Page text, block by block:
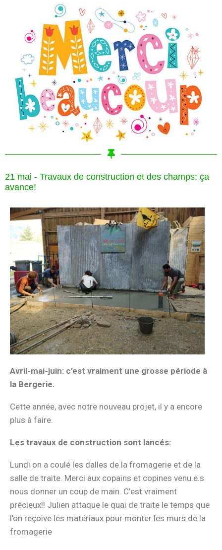
21 mai - Travaux de construction et des champs: ça
avance!
Avril-mai-juin: c’est vraiment une grosse période à
la Bergerie.
Cette année, avec notre nouveau projet, il y a encore
plus à faire.
Les travaux de construction sont lancés:
Lundi on a coulé les dalles de la fromagerie et de la
salle de traite. Merci aux copains et copines venu.e.s
nous donner un coup de main. C’est vraiment
précieux!! Julien attaque le quai de traite le temps que
l’on reçoive les matériaux pour monter les murs de la
fromagerie